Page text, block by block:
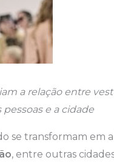
a relação entre
e a cidade
se transformam em
, entre outras